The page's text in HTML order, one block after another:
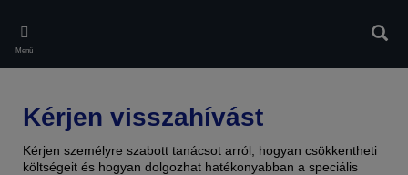
main
content
Menü
Kérjen visszahívást
Kérjen személyre szabott tanácsot arról, hogyan csökkentheti
költségeit és hogyan dolgozhat hatékonyabban a speciális